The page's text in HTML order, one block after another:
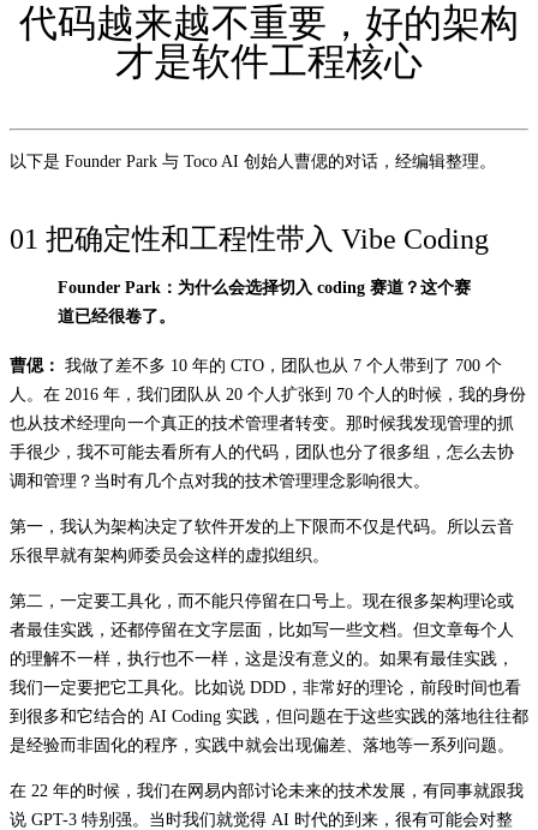
代码越来越不重要，好的架构
才是软件工程核心
以下是 Founder Park 与 Toco AI 创始人曹偲的对话，经编辑整理。
01 把确定性和工程性带入 Vibe Coding
Founder Park：为什么会选择切入 coding 赛道？这个赛
道已经很卷了。
曹偲： 我做了差不多 10 年的 CTO，团队也从 7 个人带到了 700 个
人。在 2016 年，我们团队从 20 个人扩张到 70 个人的时候，我的身份
也从技术经理向一个真正的技术管理者转变。那时候我发现管理的抓
手很少，我不可能去看所有人的代码，团队也分了很多组，怎么去协
调和管理？当时有几个点对我的技术管理理念影响很大。
第一，我认为架构决定了软件开发的上下限而不仅是代码。所以云音
乐很早就有架构师委员会这样的虚拟组织。
第二，一定要工具化，而不能只停留在口号上。现在很多架构理论或
者最佳实践，还都停留在文字层面，比如写一些文档。但文章每个人
的理解不一样，执行也不一样，这是没有意义的。如果有最佳实践，
我们一定要把它工具化。比如说 DDD，非常好的理论，前段时间也看
到很多和它结合的 AI Coding 实践，但问题在于这些实践的落地往往都
是经验而非固化的程序，实践中就会出现偏差、落地等一系列问题。
在 22 年的时候，我们在网易内部讨论未来的技术发展，有同事就跟我
说 GPT-3 特别强。当时我们就觉得 AI 时代的到来，很有可能会对整